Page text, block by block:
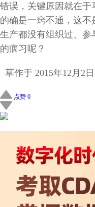
错误，关键原因就在
的确是一窍不通，这
生产都没有组织过、
的痼习呢？
草作于 2015年12 月 2
点赞 0